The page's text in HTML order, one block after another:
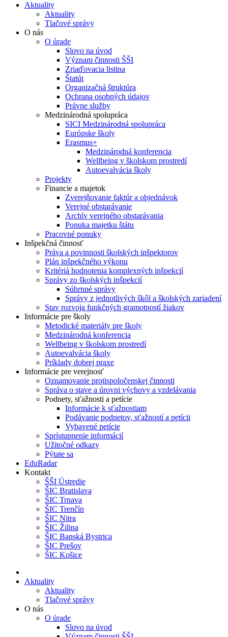
Aktuality
Aktuality
Tlačové správy
O nás
O úrade
Slovo na úvod
Význam činnosti ŠŠI
Zriaďovacia listina
Štatút
Organizačná štruktúra
Ochrana osobných údajov
Právne služby
Medzinárodná spolupráca
SICI Medzinárodná spolupráca
Európske školy
Erasmus+
Medzinárodná konferencia
Wellbeing v školskom prostredí
Autoevalvácia školy
Projekty
Financie a majetok
Zverejňovanie faktúr a objednávok
Verejné obstarávanie
Archív verejného obstarávania
Ponuka majetku štátu
Pracovné ponuky
Inšpekčná činnosť
Práva a povinnosti školských inšpektorov
Plán inšpekčného výkonu
Kritériá hodnotenia komplexných inšpekcií
Správy zo školských inšpekcií
Súhrnné správy
Správy z jednotlivých škôl a školských zariadení
Stav rozvoja funkčných gramotností žiakov
Informácie pre školy
Metodické materiály pre školy
Medzinárodná konferencia
Wellbeing v školskom prostredí
Autoevalvácia školy
Príklady dobrej praxe
Informácie pre verejnosť
Oznamovanie protispoločenskej činnosti
Správa o stave a úrovni výchovy a vzdelávania
Podnety, sťažnosti a petície
Informácie k sťažnostiam
Podávanie podnetov, sťažností a petícii
Vybavené petície
Sprístupnenie informácií
Užitočné odkazy
Pýtate sa
EduRadar
Kontakt
ŠŠI Ústredie
ŠIC Bratislava
ŠIC Trnava
ŠIC Trenčín
ŠIC Nitra
ŠIC Žilina
ŠIC Banská Bystrica
ŠIC Prešov
ŠIC Košice
Aktuality
Aktuality
Tlačové správy
O nás
O úrade
Slovo na úvod